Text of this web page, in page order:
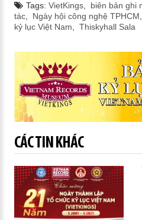
Tags: VietKings, biên bản ghi
tác, Ngày hội công nghệ TPHCM,
kỷ lục Việt Nam, Thiskyhall Sala
CÁC TIN KHÁC